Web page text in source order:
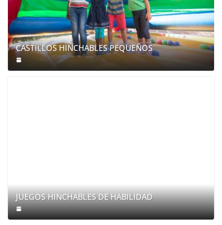
CASTILLOS HINCHABLES PEQUEÑOS
JUEGOS HINCHABLES DE HABILIDAD